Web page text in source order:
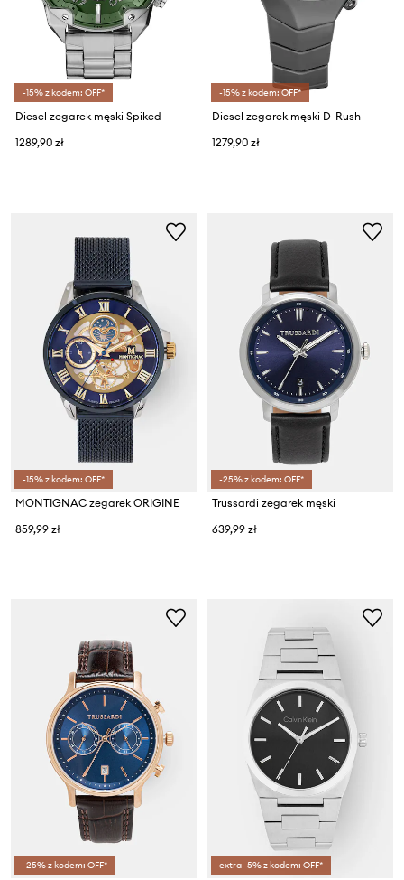
-15% z kodem: OFF*
Diesel zegarek męski Spiked
1289,90 zł
-15% z kodem: OFF*
Diesel zegarek męski D-Rush
1279,90 zł
-15% z kodem: OFF*
MONTIGNAC zegarek ORIGINE
859,99 zł
-25% z kodem: OFF*
Trussardi zegarek męski
639,99 zł
-25% z kodem: OFF* extra -5% z kodem: OFF*